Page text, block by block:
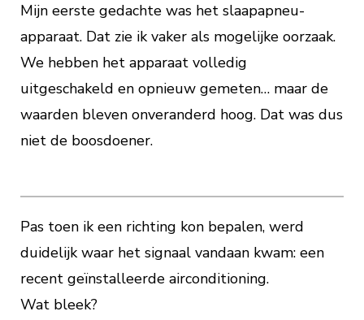
Mijn eerste gedachte was het slaapapneu-
apparaat. Dat zie ik vaker als mogelijke oorzaak.
We hebben het apparaat volledig
uitgeschakeld en opnieuw gemeten… maar de
waarden bleven onveranderd hoog. Dat was dus
niet de boosdoener.
Pas toen ik een richting kon bepalen, werd
duidelijk waar het signaal vandaan kwam: een
recent geïnstalleerde airconditioning.
Wat bleek?